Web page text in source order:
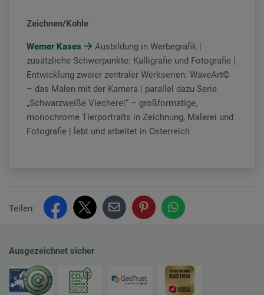
Zeichnen/Kohle
Werner Kases
Ausbildung in Werbegrafik |
zusätzliche Schwerpunkte: Kalligrafie und Fotografie |
Entwicklung zweier zentraler Werkserien: WaveArt©
– das Malen mit der Kamera | parallel dazu Serie
„Schwarzweiße Viecherei“ – großformatige,
monochrome Tierportraits in Zeichnung, Malerei und
Fotografie | lebt und arbeitet in Österreich
Teilen:
Ausgezeichnet sicher